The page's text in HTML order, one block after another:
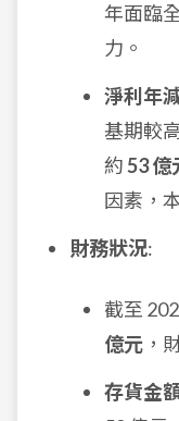
年面臨
力。
淨利年
基期較
約53 億
因素，
財務狀況:
截至
億元 ，
存貨金